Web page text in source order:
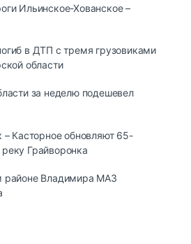
Ильинское-Хованское –
в ДТП с тремя грузовиками
области
за неделю подешевел
– Касторное обновляют 65-
Грайворонка
районе Владимира МАЗ